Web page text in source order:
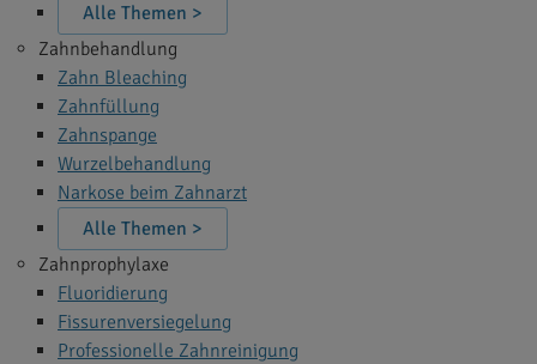
Alle Themen >
Zahnbehandlung
Zahn Bleaching
Zahnfüllung
Zahnspange
Wurzelbehandlung
Narkose beim Zahnarzt
Alle Themen >
Zahnprophylaxe
Fluoridierung
Fissurenversiegelung
Professionelle Zahnreinigung